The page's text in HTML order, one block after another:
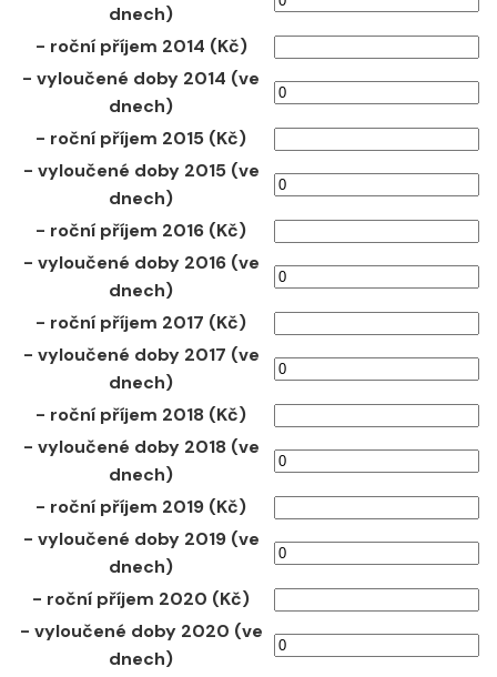
dnech)
- roční příjem 2014 (Kč)
- vyloučené doby 2014 (ve
dnech)
- roční příjem 2015 (Kč)
- vyloučené doby 2015 (ve
dnech)
- roční příjem 2016 (Kč)
- vyloučené doby 2016 (ve
dnech)
- roční příjem 2017 (Kč)
- vyloučené doby 2017 (ve
dnech)
- roční příjem 2018 (Kč)
- vyloučené doby 2018 (ve
dnech)
- roční příjem 2019 (Kč)
- vyloučené doby 2019 (ve
dnech)
- roční příjem 2020 (Kč)
- vyloučené doby 2020 (ve
dnech)